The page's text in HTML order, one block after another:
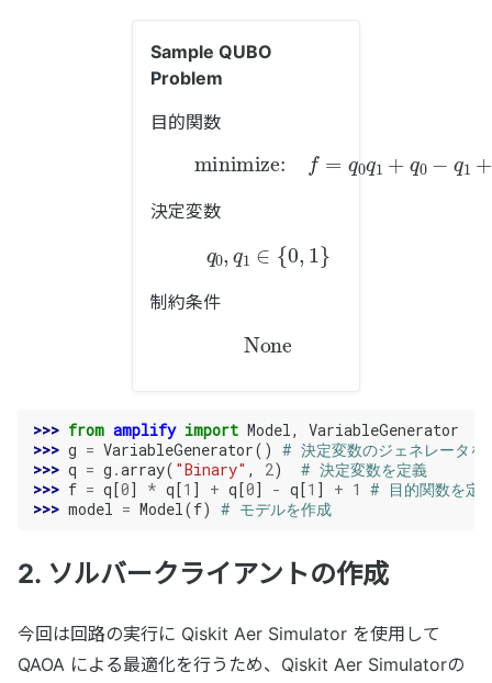
Sample QUBO
Problem
目的関数
minimize: =q0
q1+q0−q + 1
決定変数
q ,q 1∈{0 1 }
制約条件
None
>>> from amplify import Model,
VariableGenerator
>>> g = VariableGenerator() # 決定変数のジェネレータを
>>> q = g .array( "Binary" , 2)
# 決定変数を定義
>>> f = q [0] * q [1 ] + q [0] - q [1 ] + 1 # 目的関数を定
>>> model = Model(f) # モデルを作成
2. ソルバークライアントの作成
今回は回路の実行に Qiskit Aer Simulator を使用して
QAOA による最適化を行うため、Qiskit Aer Simulatorの